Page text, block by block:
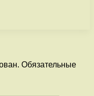
Обязательные